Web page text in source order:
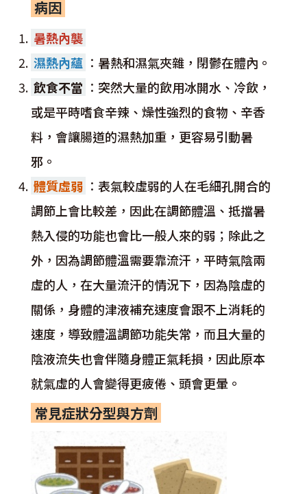
病因
暑熱內襲
濕熱內蘊 ： 暑熱和濕氣夾雜，閉鬱在體內。
飲食不當 ： 突然大量的飲用冰開水、冷飲，
或是平時嗜食辛辣、燥性強烈的食物、辛香
料，會讓腸道的濕熱加重，更容易引動暑
邪。
體質虛弱 ： 表氣較虛弱的人在毛細孔開合的
調節上會比較差，因此在調節體溫、抵擋暑
熱入侵的功能也會比一般人來的弱；除此之
外，因為調節體溫需要靠流汗，平時氣陰兩
虛的人，在大量流汗的情況下，因為陰虛的
關係，身體的津液補充速度會跟不上消耗的
速度，導致體溫調節功能失常，而且大量的
陰液流失也會伴隨身體正氣耗損，因此原本
就氣虛的人會變得更疲倦、頭會更暈。
常見症狀分型與方劑